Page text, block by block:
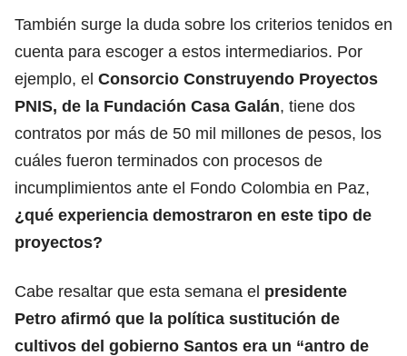
También surge la duda sobre los criterios tenidos en
cuenta para escoger a estos intermediarios. Por
ejemplo, el Consorcio Construyendo Proyectos
PNIS, de la Fundación Casa Galán, tiene dos
contratos por más de 50 mil millones de pesos, los
cuáles fueron terminados con procesos de
incumplimientos ante el Fondo Colombia en Paz,
¿qué experiencia demostraron en este tipo de
proyectos?
Cabe resaltar que esta semana el presidente
Petro afirmó que la política sustitución de
cultivos del gobierno Santos era un “antro de